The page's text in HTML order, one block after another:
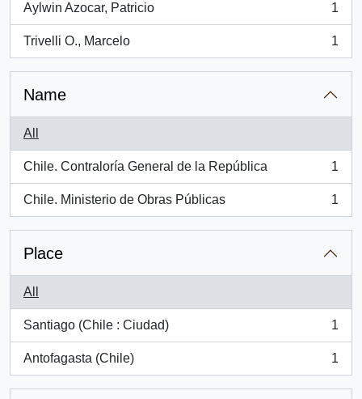
Aylwin Azocar, Patricio
, 1 results
1
Trivelli O., Marcelo
, 1 results
1
Name
All
Chile. Contraloría General de la República
, 1 results
1
Chile. Ministerio de Obras Públicas
, 1 results
1
Place
All
Santiago (Chile : Ciudad)
, 1 results
1
Antofagasta (Chile)
, 1 results
1